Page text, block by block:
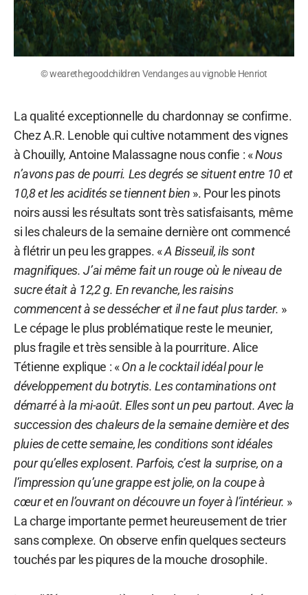
© wearethegoodchildren Vendanges au vignoble Henriot
La qualité exceptionnelle du chardonnay se confirme.
Chez A.R. Lenoble qui cultive notamment des vignes
à Chouilly, Antoine Malassagne nous confie : «Nous
n’avons pas de pourri. Les degrés se situent entre 10 et
10,8 et les acidités se tiennent bien ». Pour les pinots
noirs aussi les résultats sont très satisfaisants, même
si les chaleurs de la semaine dernière ont commencé
à flétrir un peu les grappes. «A Bisseuil, ils sont
magnifiques. J’ai même fait un rouge où le niveau de
sucre était à 12,2 g. En revanche, les raisins
commencent à se dessécher et il ne faut plus tarder. »
Le cépage le plus problématique reste le meunier,
plus fragile et très sensible à la pourriture. Alice
Tétienne explique : «On a le cocktail idéal pour le
développement du botrytis. Les contaminations ont
démarré à la mi-août. Elles sont un peu partout. Avec la
succession des chaleurs de la semaine dernière et des
pluies de cette semaine, les conditions sont idéales
pour qu’elles explosent. Parfois, c’est la surprise, on a
l’impression qu’une grappe est jolie, on la coupe à
cœur et en l’ouvrant on découvre un foyer à l’intérieur. »
La charge importante permet heureusement de trier
sans complexe. On observe enfin quelques secteurs
touchés par les piqures de la mouche drosophile.